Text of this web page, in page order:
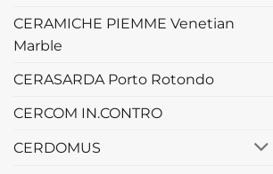
CERAMICHE PIEMME Venetian
Marble
CERASARDA Porto Rotondo
CERCOM IN.CONTRO
CERDOMUS